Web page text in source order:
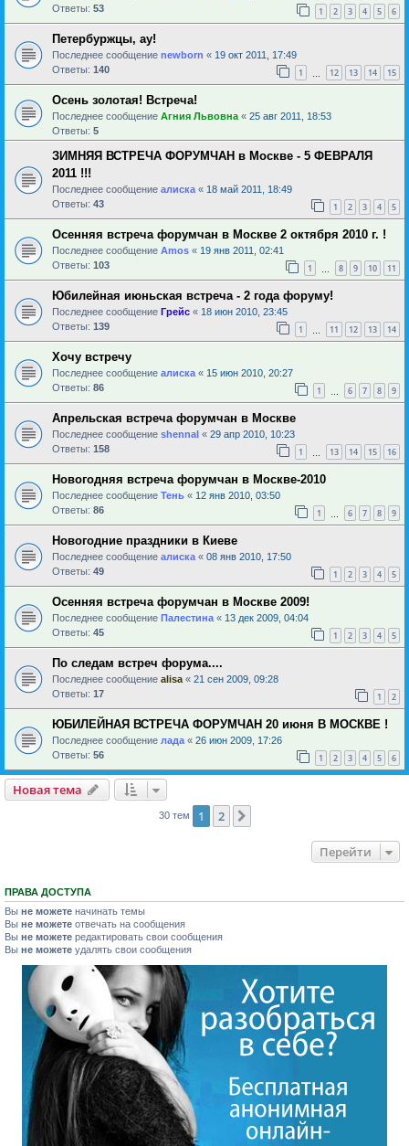
Ответы: 53 1 2 3 4 5 6
Петербуржцы, ау!
Последнее сообщение newborn « 19 окт 2011, 17:49
Ответы: 140 1 12 13 14 15
Осень золотая! Встреча!
Последнее сообщение Агния Львовна « 25 авг 2011, 18:53
Ответы: 5
ЗИМНЯЯ ВСТРЕЧА ФОРУМЧАН в Москве - 5 ФЕВРАЛЯ
2011 !!!
Последнее сообщение алиска « 18 май 2011, 18:49
Ответы: 43 1 2 3 4 5
Осенняя встреча форумчан в Москве 2 октября 2010 г. !
Последнее сообщение Amos « 19 янв 2011, 02:41
Ответы: 103 1 8 9 10 11
Юбилейная июньская встреча - 2 года форуму!
Последнее сообщение Грейс « 18 июн 2010, 23:45
Ответы: 139 1 11 12 13 14
Хочу встречу
Последнее сообщение алиска « 15 июн 2010, 20:27
Ответы: 86 1 6 7 8 9
Апрельская встреча форумчан в Москве
Последнее сообщение shennal « 29 апр 2010, 10:23
Ответы: 158 1 13 14 15 16
Новогодняя встреча форумчан в Москве-2010
Последнее сообщение Тень « 12 янв 2010, 03:50
Ответы: 86 1 6 7 8 9
Новогодние праздники в Киеве
Последнее сообщение алиска « 08 янв 2010, 17:50
Ответы: 49 1 2 3 4 5
Осенняя встреча форумчан в Москве 2009!
Последнее сообщение Палестина « 13 дек 2009, 04:04
Ответы: 45 1 2 3 4 5
По следам встреч форума....
Последнее сообщение alisa « 21 сен 2009, 09:28
Ответы: 17 1 2
ЮБИЛЕЙНАЯ ВСТРЕЧА ФОРУМЧАН 20 июня В МОСКВЕ !
Последнее сообщение лада « 26 июн 2009, 17:26
Ответы: 56 1 2 3 4 5 6
Новая тема
30 тем 1 2
Перейти
ПРАВА ДОСТУПА
Вы не можете начинать темы
Вы не можете отвечать на сообщения
Вы не можете редактировать свои сообщения
Вы не можете удалять свои сообщения